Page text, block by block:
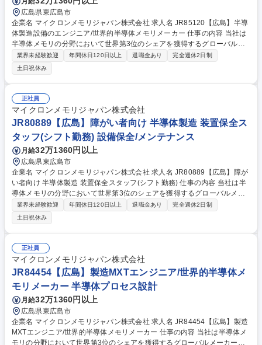
広島県東広島市
企業名 マイクロンメモリジャパン株式会社 求人名 JR85120【広島】半導
体製造設備のエンジニア/世界的半導体メモリメーカー 仕事の内容 当社は
半導体メモリの分野において世界第3位のシェアを獲得するグローバルメ
ーカーです。今回は、そんな当社の半導体製造設備のエンジニアとして、
下記の業務をお任せ致します。 【詳細】■設備の安定稼働とトラブル対応
■プロセスとの連携による改善活動 ■設備の立ち上げ・改造・移設 ■コスト
削減・効率化の推進 ■安全・品質・環境への対応 ※建物の改変を伴う業務
は含まない 募集職種 JR85120【広島】半導体製造設備のエンジニア/世界
的半導体メモリメーカー
業界未経験歓迎 年間休日120日以上 退職金あり
完全週休2日制
土日祝休み
正社員
マイクロンメモリジャパン株式会社
JR80889【広島】障がい者向け 半導体製造 装置保全ス
タッフ(シフト勤務) 設備保全/メンテナンス
月給32万1360円以上
広島県東広島市
企業名 マイクロンメモリジャパン株式会社 求人名 JR80889【広島】障が
い者向け 半導体製造 装置保全スタッフ(シフト勤務) 仕事の内容 当社は半
導体メモリの分野において世界第3位のシェアを獲得するグローバルメー
カーです。今回は、そんな当社の装置保全スタッフとして、下記の業務を
お任せ致します。 【詳細】■装置状態の維持・管理の為、日常点検ならび
にメンテナンス作業・業務効率意識を持ち、作業手順およびルールに従っ
て装置のメンテナンス作業に従事 ■コスト改善活動をサポート ■日々の問
題に関する上司、チームメンバー、関係者への報告・管理文書・教育資料
の内容の熟知とアップデートを実施 募集職種 JR80889【広島】障がい者
向け 半導体製造 装置保全スタッフ(シフト勤務)
業界未経験歓迎 年間休日120日以上 退職金あり
完全週休2日制
土日祝休み
正社員
マイクロンメモリジャパン株式会社
JR84454【広島】製造MXTエンジニア/世界的半導体メ
モリメーカー 半導体プロセス設計
月給32万1360円以上
広島県東広島市
企業名 マイクロンメモリジャパン株式会社 求人名 JR84454【広島】製造
MXTエンジニア/世界的半導体メモリメーカー 仕事の内容 当社は半導体メ
モリの分野において世界第3位のシェアを獲得するグローバルメーカーで